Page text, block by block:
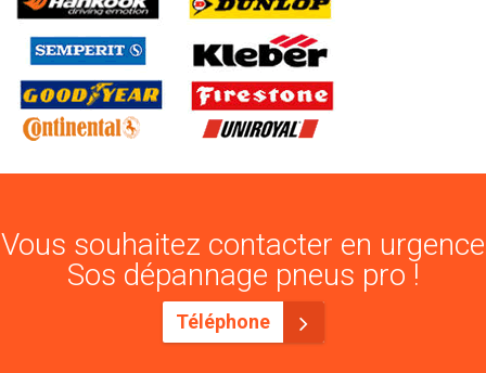
Vous souhaitez contacter en urgence
Sos dépannage pneus pro !
Téléphone